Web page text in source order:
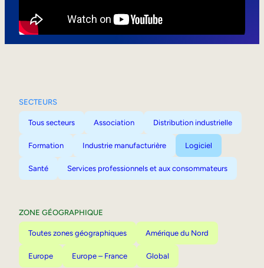
SECTEURS
Tous secteurs Association Distribution industrielle
Formation Industrie manufacturière Logiciel
Santé Services professionnels et aux consommateurs
ZONE GÉOGRAPHIQUE
Toutes zones géographiques Amérique du Nord
Europe Europe – France Global